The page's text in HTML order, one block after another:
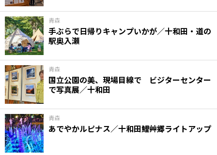
青森
手ぶらで日帰りキャンプいかが／十和田・道の
駅奥入瀬
青森
国立公園の美、現場目線で ビジターセンター
で写真展／十和田
青森
あでやかルピナス／十和田鯉艸郷ライトアップ